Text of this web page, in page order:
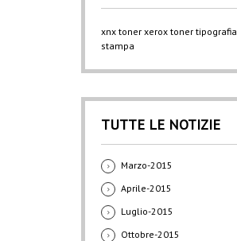
xnx toner xerox toner tipografia
stampa
TUTTE LE NOTIZIE
Marzo-2015
Aprile-2015
Luglio-2015
Ottobre-2015